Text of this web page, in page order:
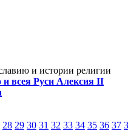
и истории религии
всея Руси Алексия II
28 29 30 31 32 33 34 35 36 37